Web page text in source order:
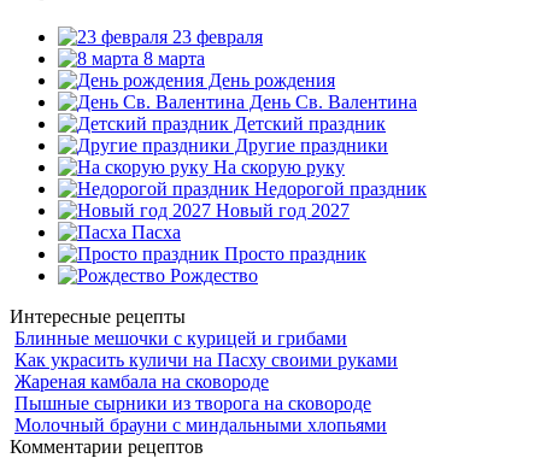
23 февраля
8 марта
День рождения
День Св. Валентина
Детский праздник
Другие праздники
На скорую руку
Недорогой праздник
Новый год 2027
Пасха
Просто праздник
Рождество
Интересные рецепты
Блинные мешочки с курицей и грибами
Как украсить куличи на Пасху своими руками
Жареная камбала на сковороде
Пышные сырники из творога на сковороде
Молочный брауни с миндальными хлопьями
Комментарии рецептов